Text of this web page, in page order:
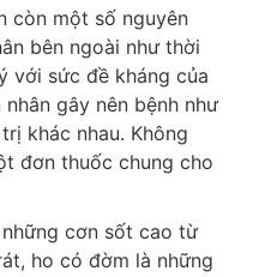
còn một số nguyên
bên ngoài như thời
với sức đề kháng của
gây nên bệnh như
khác nhau. Không
đơn thuốc chung cho
cơn sốt cao từ
ho có đờm là những